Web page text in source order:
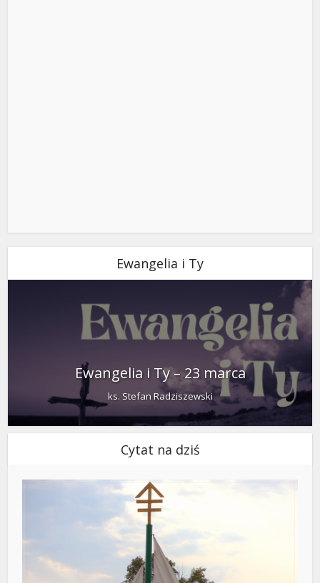
Ewangelia i Ty
Ewangelia i Ty – 23 marca
ks. Stefan Radziszewski
Cytat na dziś